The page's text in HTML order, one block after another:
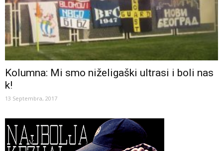
Kolumna: Mi smo niželigaški ultrasi i boli nas
k!
13 Septembra, 2017